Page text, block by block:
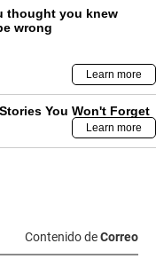
Contenido deCorreo